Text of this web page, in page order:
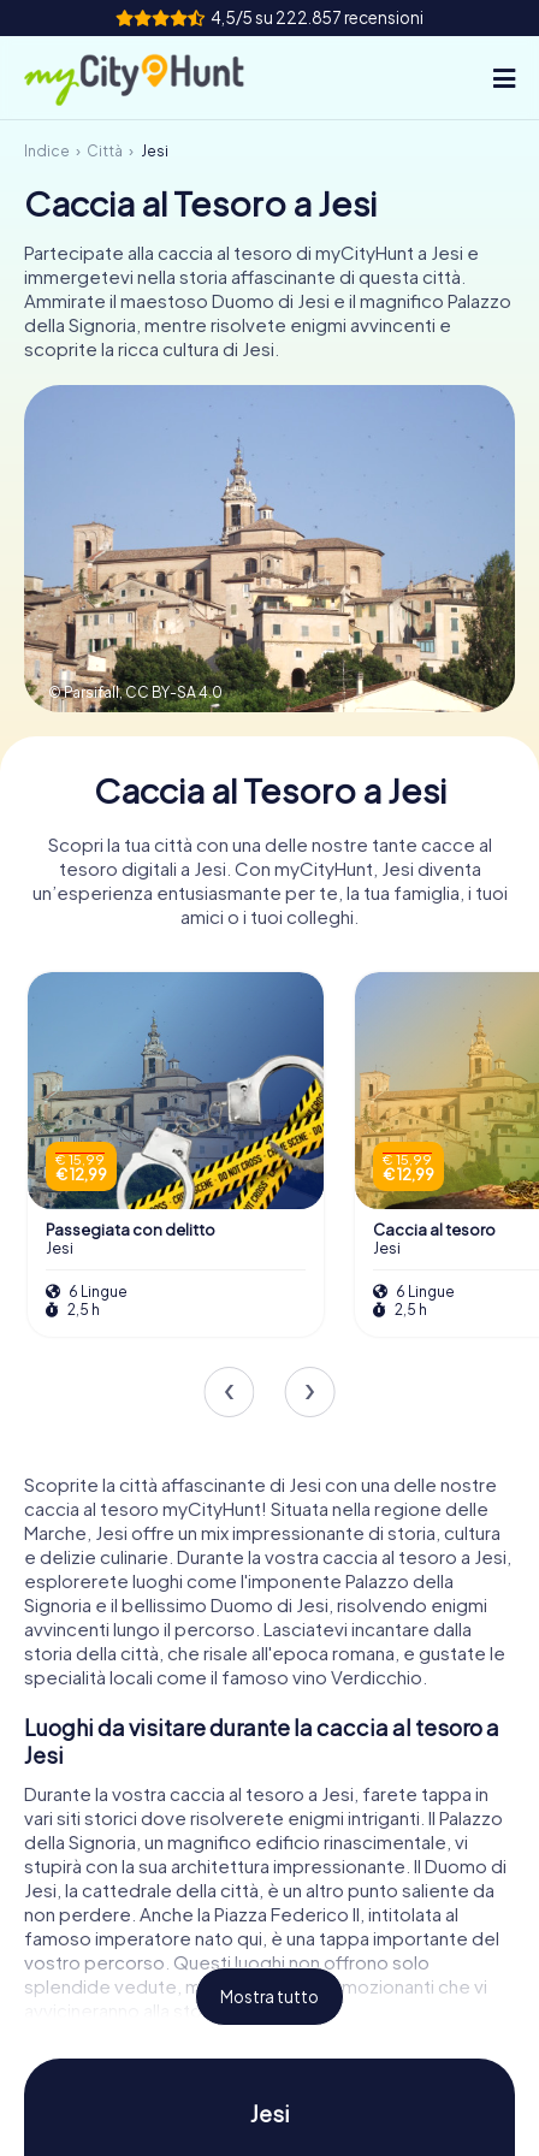
4,5/5 su 222.857 recensioni
Come funziona
Città
Tour
Team Building
Biglietti
FR
Prenota Biglietti
Acquista i Voucher
Indice Città Jesi
Caccia al Tesoro a Jesi
Partecipate alla caccia al tesoro di myCityHunt a Jesi e
immergetevi nella storia affascinante di questa città.
Ammirate il maestoso Duomo di Jesi e il magnifico Palazzo
della Signoria, mentre risolvete enigmi avvincenti e
scoprite la ricca cultura di Jesi.
© Parsifall,CC BY-SA 4.0
Caccia al Tesoro a Jesi
Scopri la tua città con una delle nostre tante cacce al
tesoro digitali a Jesi. Con myCityHunt, Jesi diventa
un’esperienza entusiasmante per te, la tua famiglia, i tuoi
amici o i tuoi colleghi.
€ 15,99
€ 12,99
Passegiata con delitto
Jesi
6 Lingue
2,5 h
€ 15,99
€ 12,99
Caccia al tesoro
Jesi
6 Lingue
2,5 h
Scoprite la città affascinante di Jesi con una delle nostre
caccia al tesoro myCityHunt! Situata nella regione delle
Marche, Jesi offre un mix impressionante di storia, cultura
e delizie culinarie. Durante la vostra caccia al tesoro a Jesi,
esplorerete luoghi come l'imponente Palazzo della
Signoria e il bellissimo Duomo di Jesi, risolvendo enigmi
avvincenti lungo il percorso. Lasciatevi incantare dalla
storia della città, che risale all'epoca romana, e gustate le
specialità locali come il famoso vino Verdicchio.
Luoghi da visitare durante la caccia al tesoro a
Jesi
Durante la vostra caccia al tesoro a Jesi, farete tappa in
vari siti storici dove risolverete enigmi intriganti. Il Palazzo
della Signoria, un magnifico edificio rinascimentale, vi
stupirà con la sua architettura impressionante. Il Duomo di
Jesi, la cattedrale della città, è un altro punto saliente da
non perdere. Anche la Piazza Federico II, intitolata al
famoso imperatore nato qui, è una tappa importante del
vostro percorso. Questi luoghi non offrono solo
splendide vedute, ma anche enigmi emozionanti che vi
avvicineranno alla storia della città.
Storia e cultura nella caccia al tesoro a Jesi
Una caccia al tesoro myCityHunt a Jesi non è solo
un'avventura, ma anche un viaggio attraverso la ricca storia
Mostra tutto
Jesi